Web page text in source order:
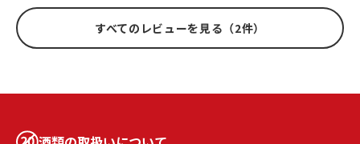
すべてのレビューを見る（2件）